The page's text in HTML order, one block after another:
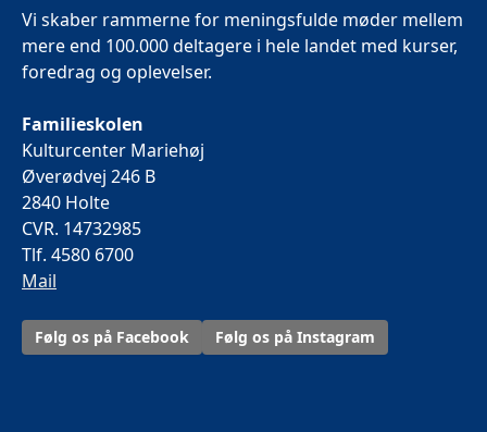
Vi skaber rammerne for meningsfulde møder mellem
mere end 100.000 deltagere i hele landet med kurser,
foredrag og oplevelser.
Familieskolen
Kulturcenter Mariehøj
Øverødvej 246 B
2840 Holte
CVR. 14732985
Tlf. 4580 6700
Mail
Følg os på Facebook Følg os på Instagram